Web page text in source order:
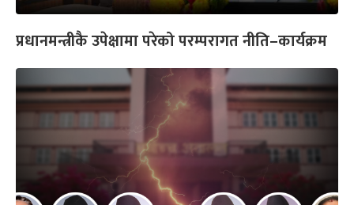
प्रधानमन्त्रीकै उपेक्षामा परेको परम्परागत नीति–कार्यक्रम